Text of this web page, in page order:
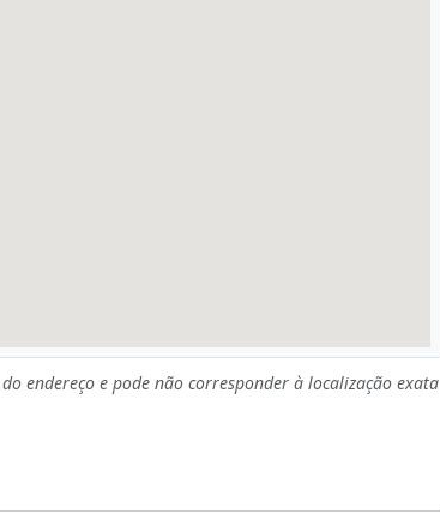
endereço e pode não corresponder à localização exata